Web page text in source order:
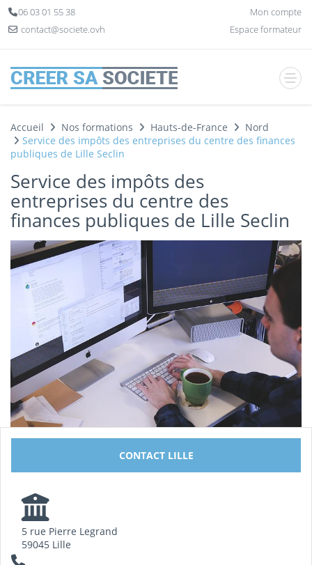
06 03 01 55 38
contact@societe.ovh
Mon compte
Espace formateur
Accueil Nos formations Hauts-de-France
Nord
Service des impôts des entreprises du centre des finances
publiques de Lille Seclin
Service des impôts des
entreprises du centre des
finances publiques de Lille Seclin
CONTACT LILLE
5 rue Pierre Legrand
59045 Lille
Panneau de gestion des cookies